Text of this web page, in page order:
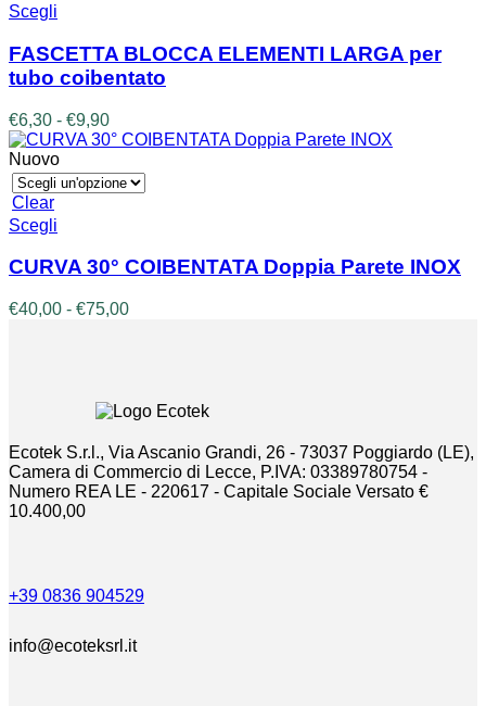
pagina
prodotto
Scegli
ha
più
varianti.
opzioni
possono
essere
scelte
prodotto
FASCETTA BLOCCA ELEMENTI LARGA per
tubo coibentato
€6,30 - €9,90Fascia
di
da
€6,30
Nuovo
Clear
Scegli
ha
varianti.
scelte
del
prodotto
CURVA 30° COIBENTATA Doppia Parete INOX
€40,00 - €75,00Fascia
a
€75,00
Ecotek S.r.l., Via Ascanio Grandi, 26 - 73037 Poggiardo (LE),
Camera di Commercio di Lecce, P.IVA: 03389780754 -
Numero REA LE - 220617 - Capitale Sociale Versato €
10.400,00
+39 0836 904529
info@ecoteksrl.it